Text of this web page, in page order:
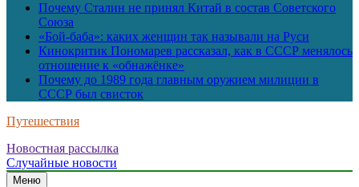
Почему Сталин не принял Китай в состав Советского
Союза
«Бой-баба»: каких женщин так называли на Руси
Кинокритик Пономарев рассказал, как в СССР менялось
отношение к «обнажёнке»
Почему до 1989 года главным оружием милиции в
СССР был свисток
Путешествия
Новостная рассылка
Случайные новости
Меню